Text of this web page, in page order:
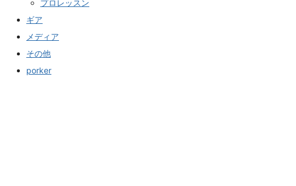
プロレッスン
ギア
メディア
その他
porker